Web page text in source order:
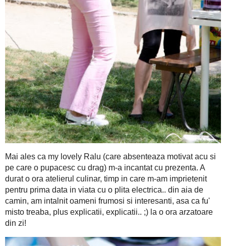
cu o plita electrica.. din aia de camin, am intalnit oameni